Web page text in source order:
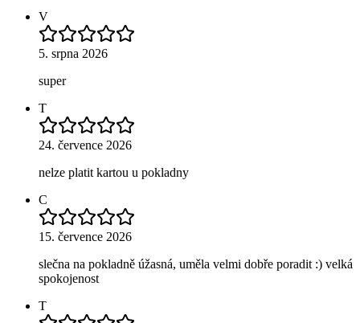
V
5. srpna 2026
super
T
24. července 2026
nelze platit kartou u pokladny
C
15. července 2026
slečna na pokladně úžasná, uměla velmi dobře poradit :) velká
spokojenost
T